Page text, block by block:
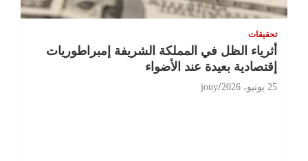
تحقيقات
أثرياء الظل في المملكة الشريفة إمبراطوريات
إقتصادية بعيدة عند الأضواء
25 يونيو، 2026 jouy